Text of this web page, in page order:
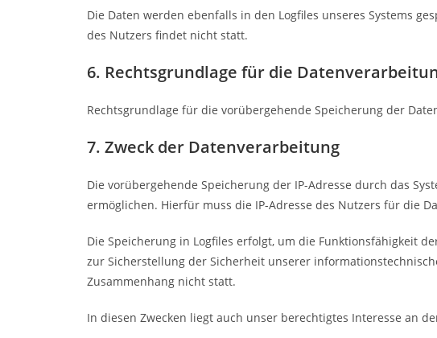
Die Daten werden ebenfalls in den Logfiles unseres Systems
des Nutzers findet nicht statt.
6. Rechtsgrundlage für die
Rechtsgrundlage für die vorübergehende Speicherung der
7. Zweck der Datenverarbeitung
Die vorübergehende Speicherung der IP-Adresse durch das
ermöglichen. Hierfür muss die IP-Adresse des Nutzers für die
Die Speicherung in Logfiles erfolgt, um die Funktionsfähigkeit
zur Sicherstellung der Sicherheit unserer
Zusammenhang nicht statt.
In diesen Zwecken liegt auch unser berechtigtes Interesse an